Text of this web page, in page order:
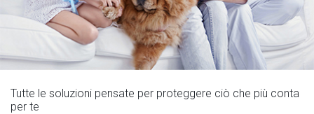
Tutte le soluzioni pensate per proteggere ciò che più conta
per te